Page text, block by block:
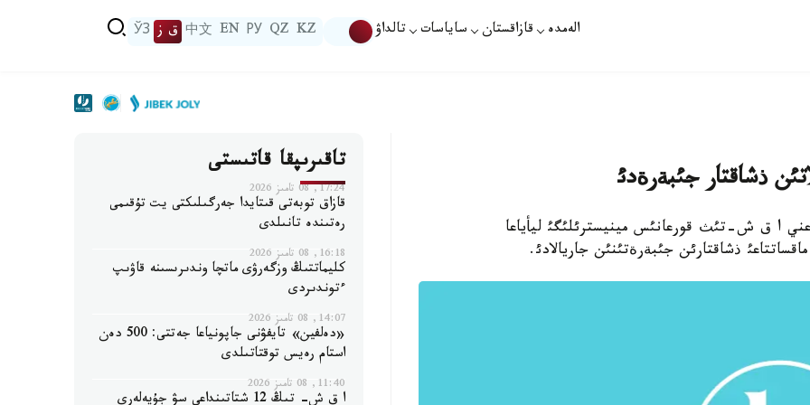
الەمدە قازاقستان ساياسات تالداۋ KZ
QZ
РУ
EN
中文 ق ز ЎЗ
ذشاقتار جئبةرةدئ
ياعني ا ق ش-تئث قورعانئس مينيسترئلئگئ ليأياعا
ذشاقتارئن جئبةرةتئنئن جاريالادئ.
تاقىرىپقا قاتىستى
17:24, 08 تامىز 2026
قازاق توبەتى قىتايدا جەرگىلىكتى يت تۇقىمى
رەتىندە تانىلدى
16:18, 08 تامىز 2026
كليماتتىڭ وزگەرۋى ماتچا وندىرىسىنە قاۋىپ
ءتوندىردى
14:07, 08 تامىز 2026
«دەلفين» تايفۋنى جاپونياعا جەتتى: 500 دەن
استام رەيس توقتاتىلدى
11:40, 08 تامىز 2026
ا ق ش- تىڭ 12 شتاتىنداعى سۋ جۇيەلەرى